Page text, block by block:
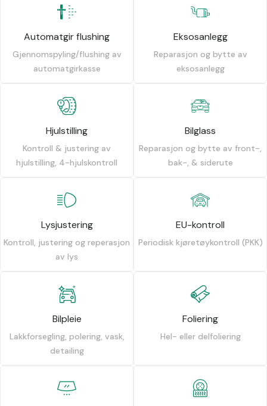
Automatgir flushing
Gjennomspyling/flushing av
automatgirkasse
Eksosanlegg
Reparasjon og bytte av
eksosanlegg
Hjulstilling
Kontroll & justering av
hjulstilling, 4-hjulskontroll
Bilglass
Reparasjon og bytte av front-,
bak-, & siderute
Lysjustering
Kontroll, justering og reperasjon
av lys
EU-kontroll
Periodisk kjøretøykontroll (PKK)
Bilpleie
Lakkforsegling, polering, vask,
detailing
Foliering
Hel- eller delfoliering